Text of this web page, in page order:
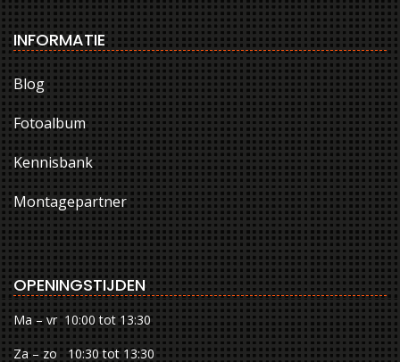
INFORMATIE
Blog
Fotoalbum
Kennisbank
Montagepartner
OPENINGSTIJDEN
Ma – vr 10:00 tot 13:30
Za – zo 10:30 tot 13:30